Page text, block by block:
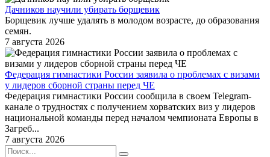
Дачников научили убирать борщевик
Борщевик лучше удалять в молодом возрасте, до образования
семян.
7 августа 2026
Федерация гимнастики России заявила о проблемах с визами
у лидеров сборной страны перед ЧЕ
Федерация гимнастики России сообщила в своем Telegram-
канале о трудностях с получением хорватских виз у лидеров
национальной команды перед началом чемпионата Европы в
Загреб...
7 августа 2026